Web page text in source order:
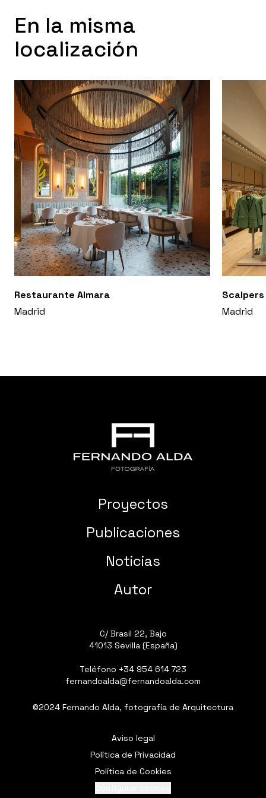
En la misma
localización
Restaurante Almara
Madrid
Scalpers
Madrid
Proyectos
Publicaciones
Noticias
Autor
C/ Brasil 22, Bajo
41013 Sevilla (España)
Teléfono +34 954 614 723
fernandoalda@fernandoalda.com
©2024 Fernando Alda, fotografía de Arquitectura
Aviso legal
Política de Privacidad
Política de Cookies